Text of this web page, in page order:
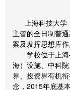
上海科技大学
主管的全日制普
案及发挥思想库
学校位于上海—
海）设施、中科
界、投资界有机
念，2015年底基